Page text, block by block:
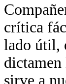
crítica
lado útil,
sirve a